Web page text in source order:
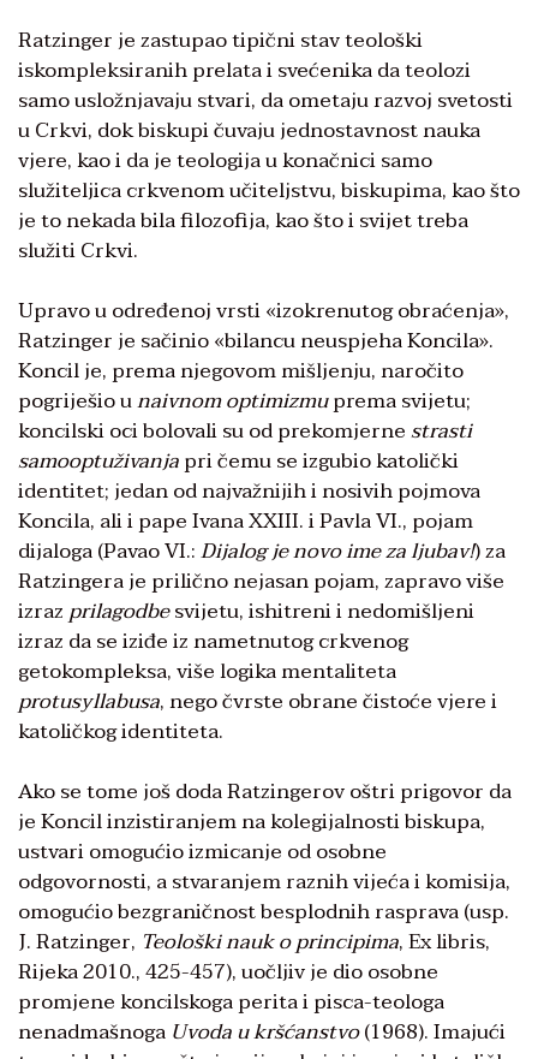
Ratzinger je zastupao tipični stav teološki
iskompleksiranih prelata i svećenika da teolozi
samo usložnjavaju stvari, da ometaju razvoj svetosti
u Crkvi, dok biskupi čuvaju jednostavnost nauka
vjere, kao i da je teologija u konačnici samo
služiteljica crkvenom učiteljstvu, biskupima, kao što
je to nekada bila filozofija, kao što i svijet treba
služiti Crkvi.
Upravo u određenoj vrsti «izokrenutog obraćenja»,
Ratzinger je sačinio «bilancu neuspjeha Koncila».
Koncil je, prema njegovom mišljenju, naročito
pogriješio unaivnom optimizmuprema svijetu;
koncilski oci bolovali su od prekomjernestrasti
samooptuživanjapri čemu se izgubio katolički
identitet; jedan od najvažnijih i nosivih pojmova
Koncila, ali i pape Ivana XXIII. i Pavla VI., pojam
dijaloga (Pavao VI.:Dijalog je novo ime za ljubav!) za
Ratzingera je prilično nejasan pojam, zapravo više
izraz prilagodbesvijetu, ishitreni i nedomišljeni
izraz da se iziđe iz nametnutog crkvenog
getokompleksa, više logika mentaliteta
protusyllabusa, nego čvrste obrane čistoće vjere i
katoličkog identiteta.
Ako se tome još doda Ratzingerov oštri prigovor da
je Koncil inzistiranjem na kolegijalnosti biskupa,
ustvari omogućio izmicanje od osobne
odgovornosti, a stvaranjem raznih vijeća i komisija,
omogućio bezgraničnost besplodnih rasprava (usp.
J. Ratzinger, Teološki nauk o principima, Ex libris,
Rijeka 2010., 425-457), uočljiv je dio osobne
promjene koncilskoga perita i pisca-teologa
nenadmašnoga Uvoda u kršćanstvo(1968). Imajući